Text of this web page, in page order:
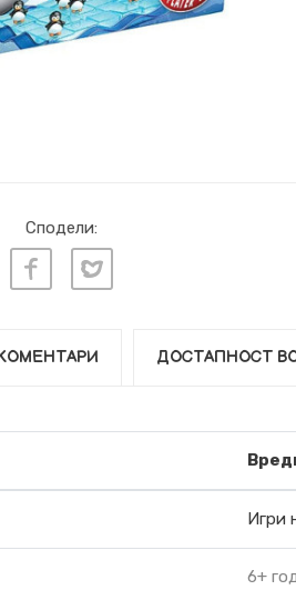
Сподели:
ДОСТАПНОСТ
Игри
6+